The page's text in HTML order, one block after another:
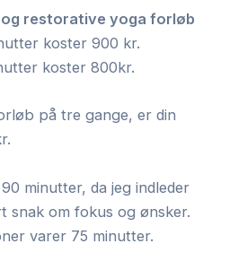
restorative yoga forløb
koster 900 kr.
koster 800kr.
på tre gange, er din
minutter, da jeg indleder
snak om fokus og ønsker.
varer 75 minutter.